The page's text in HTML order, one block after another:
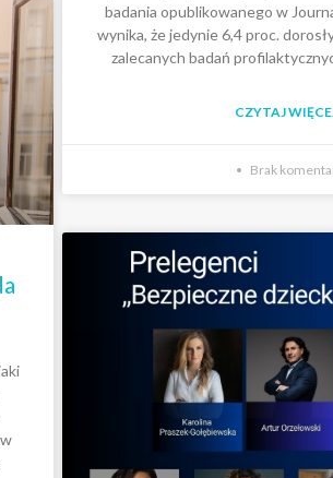
badania opublikowanego w
wynika, że jedynie 6,4 proc.
zalecanych badań
CZYTAJ
Brak